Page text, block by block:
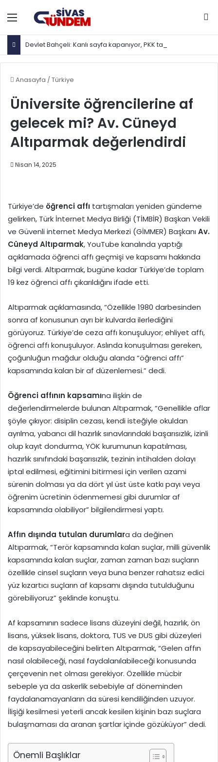
Menü
Anasayfa / Türkiye
Üniversite öğrencilerine af
gelecek mi? Av. Cüneyd
Altıparmak değerlendirdi
Nisan 14, 2025
Türkiye’de öğrenci affı tartışmaları yeniden gündeme
gelirken, Türk İnternet Medya Birliği (TİMBİR) Başkan Vekili
ve Güvenli internet Medya Merkezi (GİMMER) BaşkanıAv.
Cüneyd Altıparmak, YouTube kanalında yaptığı
açıklamada öğrenci affı geçmişi ve kapsamı hakkında
bilgi verdi. Altıparmak, bugüne kadar Türkiye’de toplam
19 kez öğrenci affı çıkarıldığını ifade etti.
Altıparmak açıklamasında, “Özellikle 1980 darbesinden
sonra af konusunun ayrı bir kulvarda ilerlediğini
görüyoruz. Türkiye’de ceza affı konuşuluyor; ehliyet affı,
öğrenci affı konuşuluyor. Aslında konuşulması gereken,
çoğunluğun mağdur olduğu alanda “öğrenci affı”
kapsamında kalan bir af düzenlemesi.” dedi.
Öğrenci affının kapsamına ilişkin de
değerlendirmelerde bulunan Altıparmak, “Genellikle aflar
şöyle çıkıyor: disiplin cezası, kendi isteğiyle okuldan
ayrılma, yabancı dil hazırlık sınavlarındaki başarısızlık, izinli
olup kayıt dondurma, YÖK kurumunun kapatılması,
hazırlık sınıfındaki başarısızlık, tezinin intihalden dolayı
iptal edilmesi, eğitimini bitirmesi için verilen azami
sürenin dolması ya da dört yıl üst üste katkı payı veya
öğrenim ücretinin ödenmemesi gibi durumlar af
kapsamında olabiliyor” bilgilendirmesi yaptı.
Affın dışında tutulan durumlara da değinen
Altıparmak, “Terör kapsamında kalan suçlar, milli güvenlik
kapsamında kalan suçlar, zaman zaman bazı suçların
özellikle cinsel suçların veya buna benzer rahatsız edici
yüz kızartıcı suçların af kapsamı dışında tutulduğunu
görebiliyoruz” şeklinde konuştu.
Af kapsamının sadece lisans düzeyini değil, hazırlık, ön
lisans, yüksek lisans, doktora, TUS ve DUS gibi düzeyleri
de kapsayabileceğini belirten Altıparmak, “Gelen affın
nasıl olabileceği, nasıl faydalanılabileceği konusunda
çerçevenin net olması gerekiyor. Özellikle mücbir
sebeple ya da askerlik sebebiyle af döneminden
faydalanamayanların da süresi kendiliğinden uzuyor.
İlişiği kesilmesi yeterli ancak kesilen kişinin bazı suçlara
bulaşmaması da aranan şartlar içinde gözüküyor” dedi.
Önemli Başlıklar